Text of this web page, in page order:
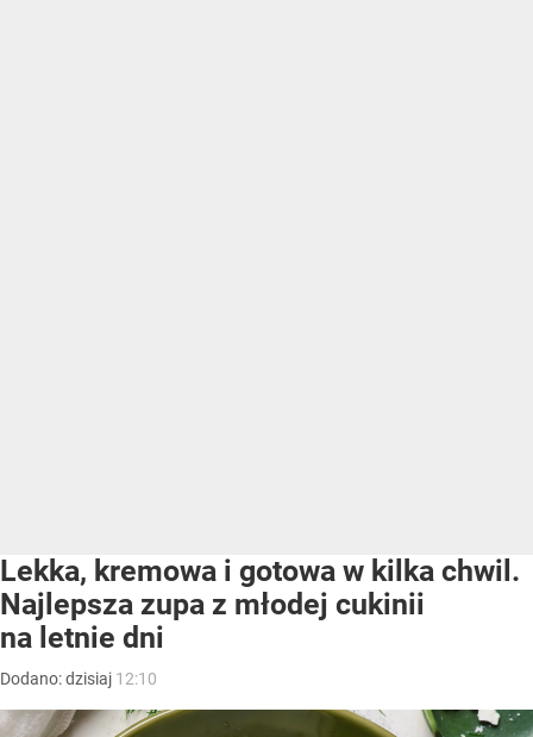
Lekka, kremowa i gotowa w kilka chwil.
Najlepsza zupa z młodej cukinii
na letnie dni
Dodano:dzisiaj 12:10